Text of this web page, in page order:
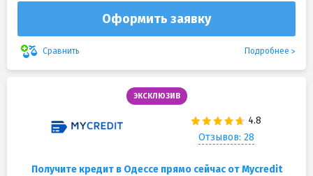
Оформить заявку
Сравнить Подробнее
ЭКСКЛЮЗИВ
Отзывов: 28
Получите кредит в Одессе прямо сейчас от Mycredit